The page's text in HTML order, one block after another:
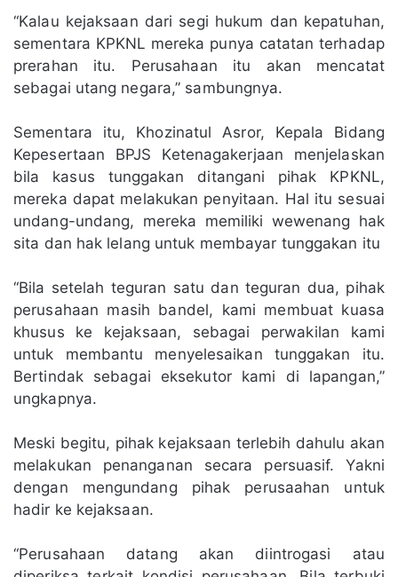
“Kalau kejaksaan dari segi hukum dan kepatuhan,
sementara KPKNL mereka punya catatan terhadap
prerahan itu. Perusahaan itu akan mencatat
sebagai utang negara,” sambungnya.
Sementara itu, Khozinatul Asror, Kepala Bidang
Kepesertaan BPJS Ketenagakerjaan menjelaskan
bila kasus tunggakan ditangani pihak KPKNL,
mereka dapat melakukan penyitaan. Hal itu sesuai
undang-undang, mereka memiliki wewenang hak
sita dan hak lelang untuk membayar tunggakan itu
“Bila setelah teguran satu dan teguran dua, pihak
perusahaan masih bandel, kami membuat kuasa
khusus ke kejaksaan, sebagai perwakilan kami
untuk membantu menyelesaikan tunggakan itu.
Bertindak sebagai eksekutor kami di lapangan,”
ungkapnya.
Meski begitu, pihak kejaksaan terlebih dahulu akan
melakukan penanganan secara persuasif. Yakni
dengan mengundang pihak perusaahan untuk
hadir ke kejaksaan.
“Perusahaan datang akan diintrogasi atau